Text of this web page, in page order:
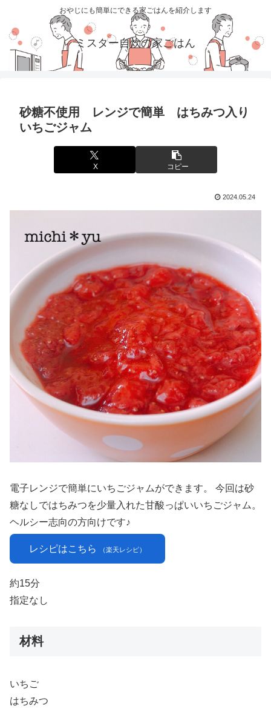
おやじにも簡単にできる家ごはんを紹介します
ミスター自炊の家ごはん
砂糖不使用 レンジで簡単 はちみつ入り
いちごジャム
X コピー
2024.05.24
電子レンジで簡単にいちごジャムができます。 今回は砂
糖なしではちみつを少量入れた甘酸っぱいいちごジャム。
ヘルシー志向の方向けです♪
レシピはこちら （楽天レシピ）
約15分
指定なし
材料
いちご
はちみつ